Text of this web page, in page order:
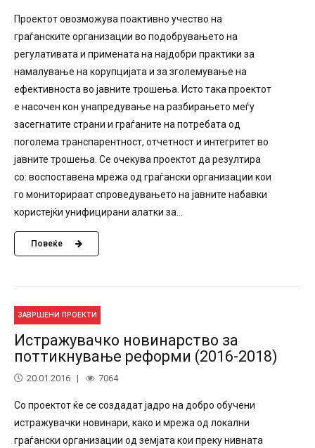
Проектот овозможува поактивно учество на
граѓанските организации во подобрувањето на
регулативата и примената на најдобри практики за
намалување на корупцијата и за зголемување на
ефективноста во јавните трошења. Исто така проектот
е насочен кон унапредување на разбирањето меѓу
засегнатите страни и граѓаните на потребата од
поголема транспарентност, отчетност и интегритет во
јавните трошења. Се очекува проектот да резултира
со: воспоставена мрежа од граѓански организации кои
го мониторираат спроведувањето на јавните набавки
користејќи унифицирани алатки за...
Повеќе
ЗАВРШЕНИ ПРОЕКТИ
Истражувачко новинарство за
поттикнување реформи (2016-2018)
20.01.2016 7064
Со проектот ќе се создадат јадро на добро обучени
истражувачки новинари, како и мрежа од локални
граѓански организации од земјата кои преку нивната